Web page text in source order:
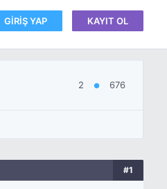
GIRIŞ YAP KAYIT OL
2 ● 676
#1